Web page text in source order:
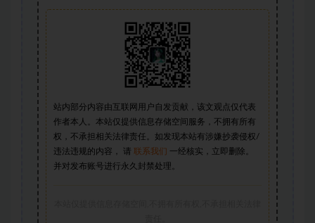
站内部分内容由互联网用户自发贡献，该文观点仅代表
作者本人。本站仅提供信息存储空间服务，不拥有所有
权，不承担相关法律责任。如发现本站有涉嫌抄袭侵权/
违法违规的内容， 请 联系我们 一经核实，立即删除。
并对发布账号进行永久封禁处理。